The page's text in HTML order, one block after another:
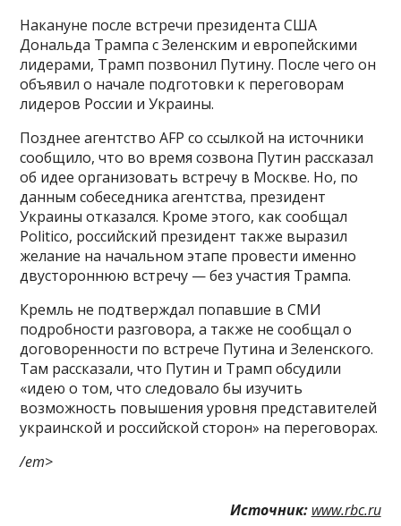
Накануне после встречи президента США
Дональда Трампа с Зеленским и европейскими
лидерами, Трамп позвонил Путину. После чего он
объявил о начале подготовки к переговорам
лидеров России и Украины.
Позднее агентство AFP со ссылкой на источники
сообщило, что во время созвона Путин рассказал
об идее организовать встречу в Москве. Но, по
данным собеседника агентства, президент
Украины отказался. Кроме этого, как сообщал
Politico, российский президент также выразил
желание на начальном этапе провести именно
двустороннюю встречу — без участия Трампа.
Кремль не подтверждал попавшие в СМИ
подробности разговора, а также не сообщал о
договоренности по встрече Путина и Зеленского.
Там рассказали, что Путин и Трамп обсудили
«идею о том, что следовало бы изучить
возможность повышения уровня представителей
украинской и российской сторон» на переговорах.
/em>
Источник: www.rbc.ru